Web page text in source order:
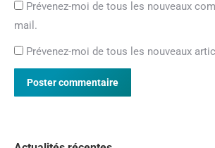
Prévenez-moi de tous les nouveaux
mail.
Prévenez-moi de tous les nouveaux
Poster commentaire